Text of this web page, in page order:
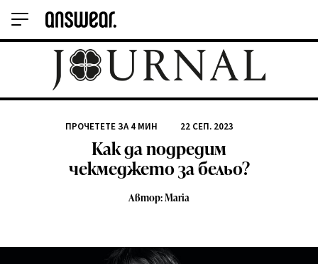
ПРОЧЕТЕТЕ ЗА4 МИН 22 СЕП. 2023
Как да подредим
чекмеджето за бельо?
Автор: Maria